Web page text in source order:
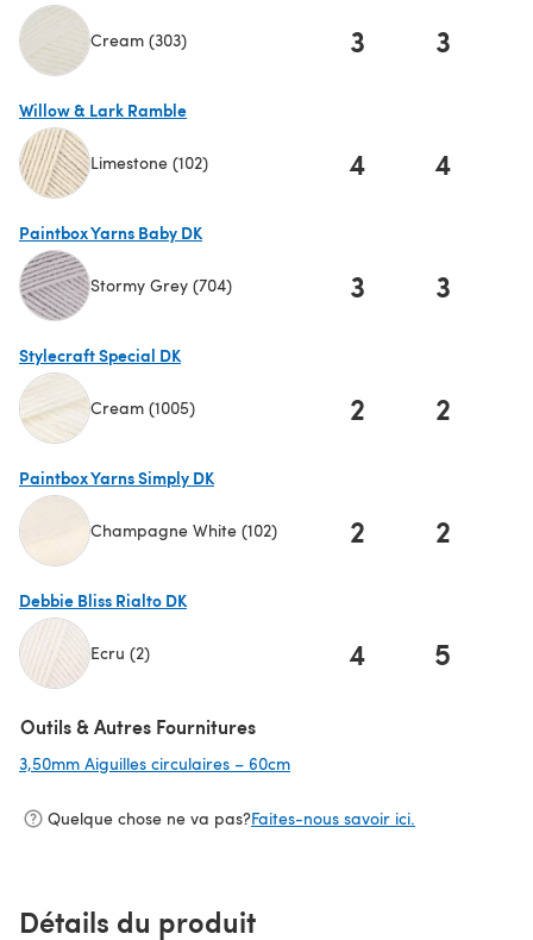
Cream (303) 3 3
Willow & Lark Ramble
Limestone (102) 4 4
Paintbox Yarns Baby DK
Stormy Grey (704) 3 3
Stylecraft Special DK
Cream (1005) 2 2
Paintbox Yarns Simply DK
Champagne White (102) 2 2
Debbie Bliss Rialto DK
Ecru (2) 4 5
Outils & Autres Fournitures
3,50mm Aiguilles circulaires – 60cm
Quelque chose ne va pas?Faites-nous savoir ici.
Détails du produit